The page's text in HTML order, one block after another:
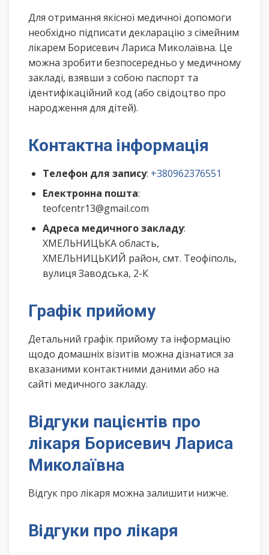
Для отримання якісної медичної допомоги
необхідно підписати декларацію з сімейним
лікарем Борисевич Лариса Миколаївна. Це
можна зробити безпосередньо у медичному
закладі, взявши з собою паспорт та
ідентифікаційний код (або свідоцтво про
народження для дітей).
Контактна інформація
Телефон для запису: +380962376551
Електронна пошта:
teofcentr13@gmail.com
Адреса медичного закладу:
ХМЕЛЬНИЦЬКА область,
ХМЕЛЬНИЦЬКИЙ район, смт. Теофіполь,
вулиця Заводська, 2-К
Графік прийому
Детальний графік прийому та інформацію
щодо домашніх візитів можна дізнатися за
вказаними контактними даними або на
сайті медичного закладу.
Відгуки пацієнтів про
лікаря Борисевич Лариса
Миколаївна
Відгук про лікаря можна залишити нижче.
Відгуки про лікаря